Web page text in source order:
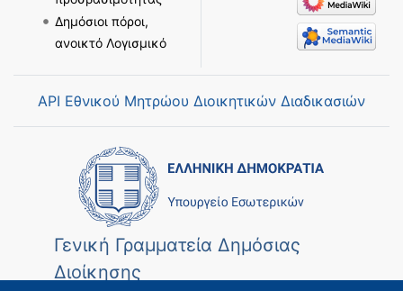
Δημόσιοι πόροι,
ανοικτό Λογισμικό
API Εθνικού Μητρώου Διοικητικών Διαδικασιών
Γενική Γραμματεία Δημόσιας
Διοίκησης